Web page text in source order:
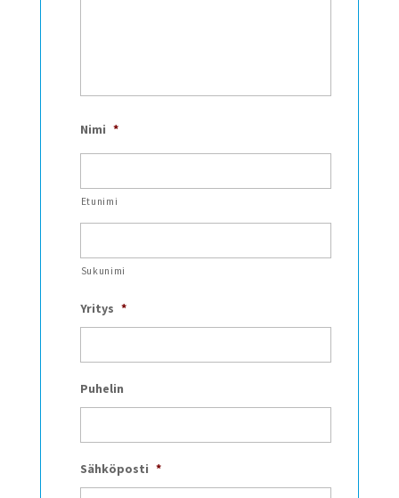
Nimi *
Etunimi
Sukunimi
Yritys *
Puhelin
Sähköposti *